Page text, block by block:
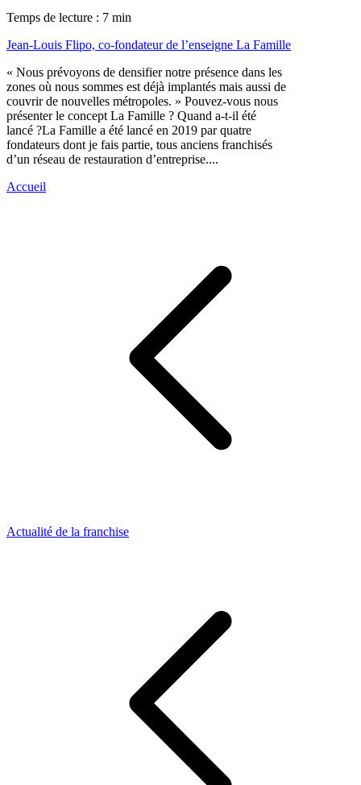
Temps de lecture : 7 min
Jean-Louis Flipo, co-fondateur de l’enseigne La Famille
« Nous prévoyons de densifier notre présence dans les
zones où nous sommes est déjà implantés mais aussi de
couvrir de nouvelles métropoles. » Pouvez-vous nous
présenter le concept La Famille ? Quand a-t-il été
lancé ?La Famille a été lancé en 2019 par quatre
fondateurs dont je fais partie, tous anciens franchisés
d’un réseau de restauration d’entreprise....
Accueil
Actualité de la franchise